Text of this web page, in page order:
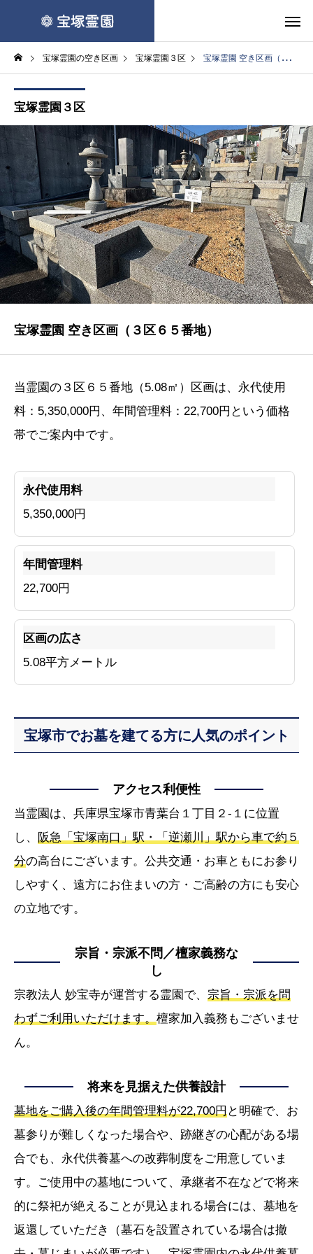
宝塚霊園の空き区画 宝塚霊園３区 宝塚霊園 空き区画（３区６５番地）
宝塚霊園３区
宝塚霊園 空き区画（３区６５番地）
当霊園の３区６５番地（5.08㎡）区画は、永代使用
料：5,350,000円、年間管理料：22,700円という価格
帯でご案内中です。
永代使用料
5,350,000円
年間管理料
22,700円
区画の広さ
5.08平方メートル
宝塚市でお墓を建てる方に人気のポイント
アクセス利便性
当霊園は、兵庫県宝塚市青葉台１丁目２-１に位置
し、 阪急「宝塚南口」駅・「逆瀬川」駅から車で約５
分の高台にございます。公共交通・お車ともにお参り
しやすく、遠方にお住まいの方・ご高齢の方にも安心
の立地です。
宗旨・宗派不問／檀家義務な
し
宗教法人 妙宝寺が運営する霊園で、 宗旨・宗派を問
わずご利用いただけます。檀家加入義務もございませ
ん。
将来を見据えた供養設計
墓地をご購入後の年間管理料が22,700円と明確で、お
墓参りが難しくなった場合や、跡継ぎの心配がある場
合でも、永代供養墓への改葬制度をご用意していま
す。ご使用中の墓地について、承継者不在などで将来
的に祭祀が絶えることが見込まれる場合には、墓地を
返還していただき（墓石を設置されている場合は撤